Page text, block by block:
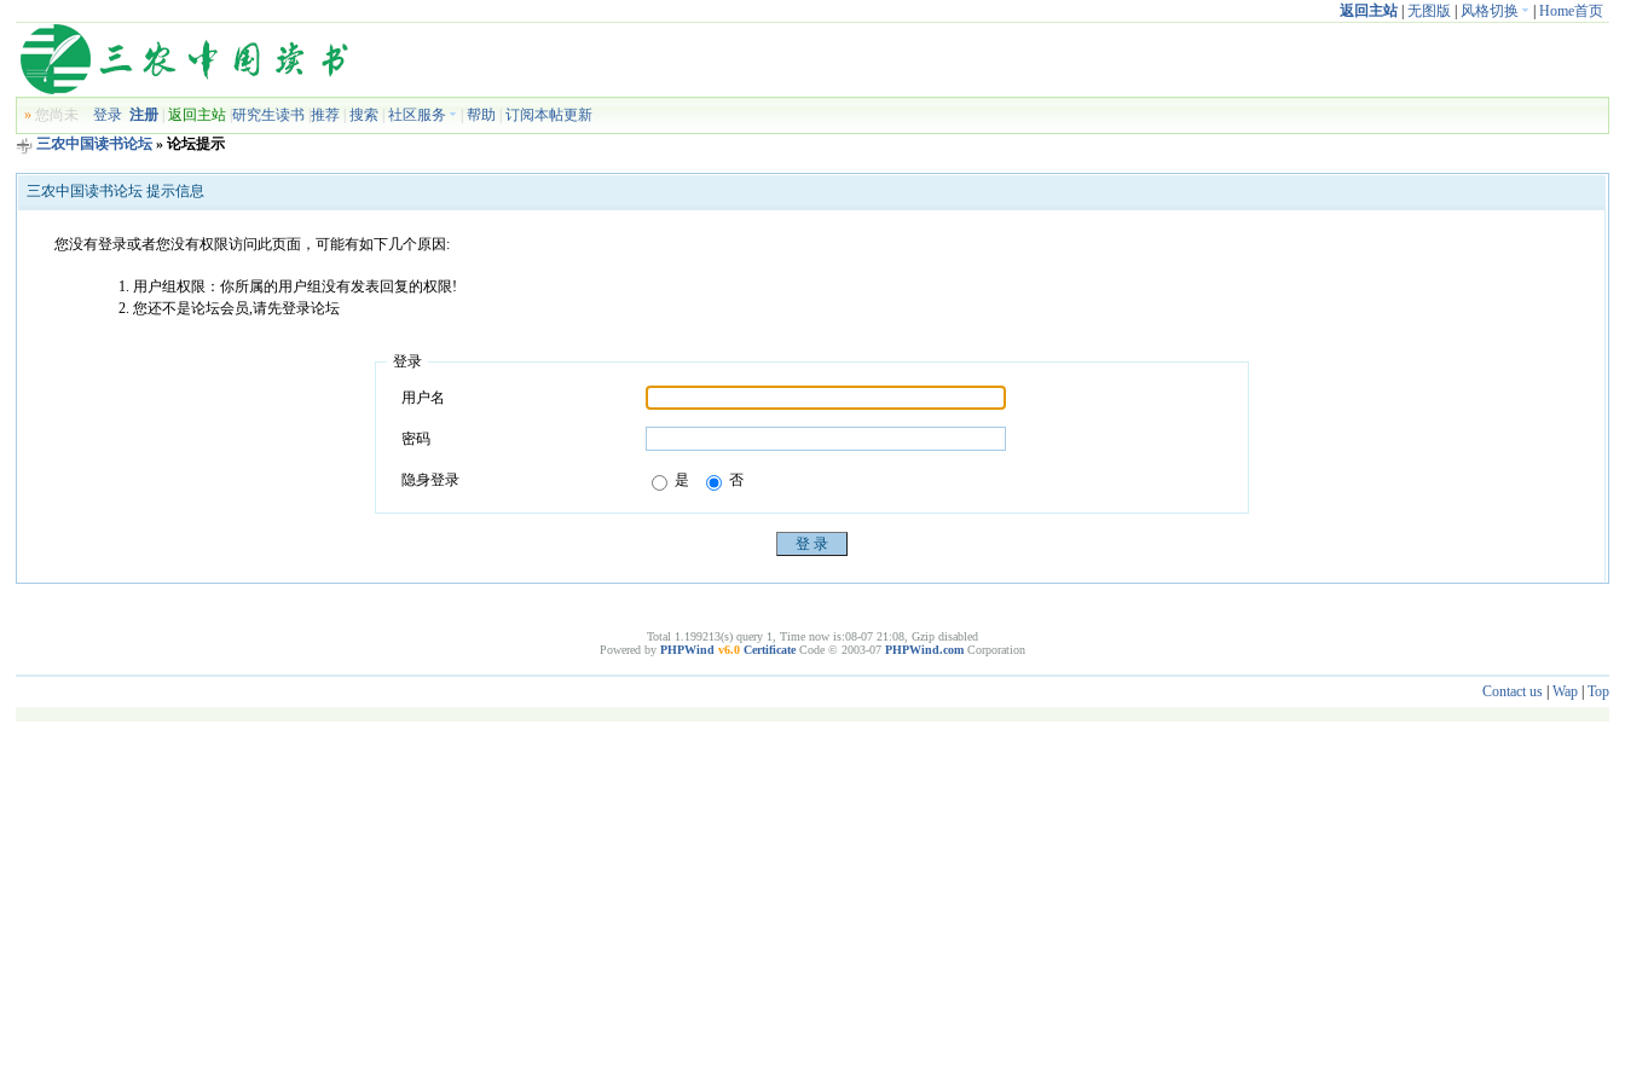
返回主站| 无图版 风格切换 Home首页
» 您尚未登录 注册 |返回主站 |研究生读书 |推荐 |搜索 |社区服务 |帮助 |订阅本帖更新
三农中国读书论坛 » 论坛提示
三农中国读书论坛 提示信息
您没有登录或者您没有权限访问此页面，可能有如下几个原因:
用户组权限：你所属的用户组没有发表回复的权限!
您还不是论坛会员,请先登录论坛
登录
用户名
密码
隐身登录 是 否
Total 1.199213(s) query 1, Time now is:08-07 21:08, Gzip disabled
Powered by PHPWind v6.0 Certificate Code © 2003-07 PHPWind.com Corporation
Contact us| Wap| Top